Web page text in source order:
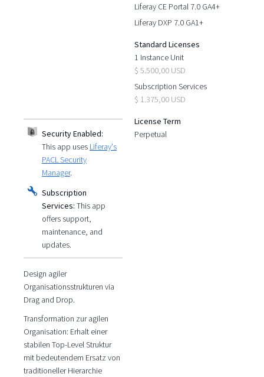
Liferay CE Portal 7.0 GA4+
Liferay DXP 7.0 GA1+
Standard Licenses
1 Instance Unit
$ 5.500,00 USD
Subscription Services
$ 1.375,00 USD
License Term
Perpetual
Security Enabled:
This app uses Liferay's
PACL Security
Manager.
Subscription
Services: This app
offers support,
maintenance, and
updates.
Design agiler
Organisationsstrukturen via
Drag and Drop.
Transformation zur agilen
Organisation: Erhalt einer
stabilen Top-Level Struktur
mit bedeutendem Ersatz von
traditioneller Hierarchie